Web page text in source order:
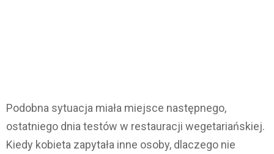
Podobna sytuacja miała miejsce następnego,
ostatniego dnia testów w restauracji wegetariańskiej.
Kiedy kobieta zapytała inne osoby, dlaczego nie